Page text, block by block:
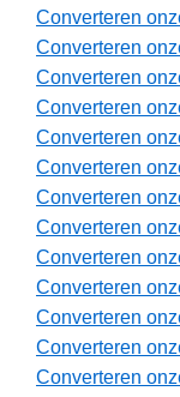
Converteren
Converteren
Converteren
Converteren
Converteren
Converteren
Converteren
Converteren
Converteren
Converteren
Converteren
Converteren
Converteren